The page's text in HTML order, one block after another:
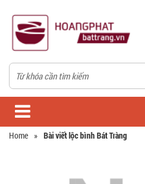
Home » Bài viết lộc bình Bát Tràng